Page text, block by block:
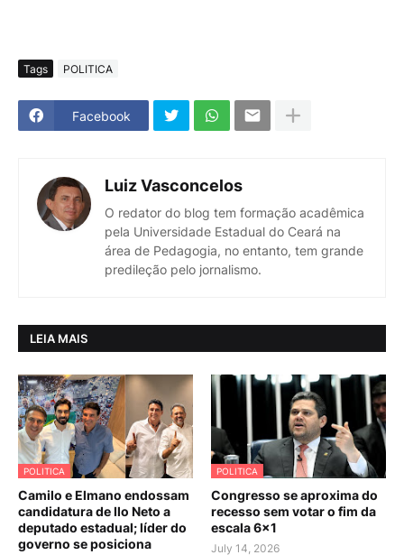
Tags POLITICA
Facebook
Luiz Vasconcelos
O redator do blog tem formação acadêmica
pela Universidade Estadual do Ceará na
área de Pedagogia, no entanto, tem grande
predileção pelo jornalismo.
LEIA MAIS
POLITICA
Camilo e Elmano endossam
candidatura de Ilo Neto a
deputado estadual; líder do
governo se posiciona
POLITICA
Congresso se aproxima do
recesso sem votar o fim da
escala 6×1
July 14, 2026